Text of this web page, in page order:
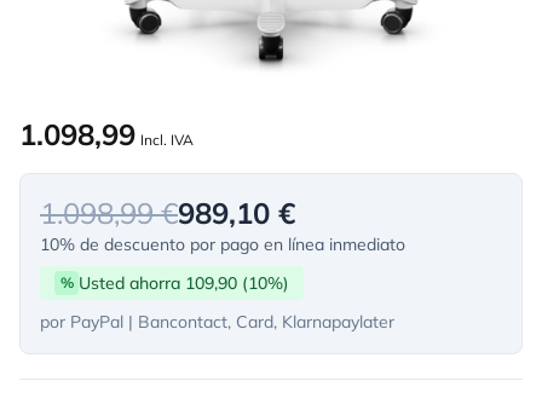
1.098,99 Incl. IVA
1.098,99 €989,10 €
10% de descuento por pago en línea inmediato
% Usted ahorra 109,90 (10%)
por PayPal | Bancontact, Card, Klarnapaylater